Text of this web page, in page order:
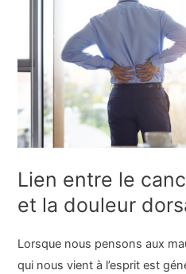
Lien entre le
et la douleur
Lorsque nous pensons aux
qui nous vient à l’esprit est